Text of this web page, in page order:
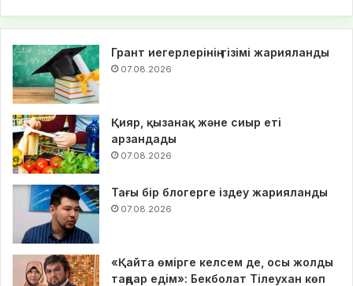
Грант иегерлерінің тізімі жарияланды
07.08.2026
Қияр, қызанақ және сиыр еті
арзандады
07.08.2026
Тағы бір блогерге іздеу жарияланды
07.08.2026
«Қайта өмірге келсем де, осы жолды
таңдар едім»: Бекболат Тілеухан көп